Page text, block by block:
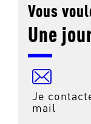
Vous
Une
Je
mail